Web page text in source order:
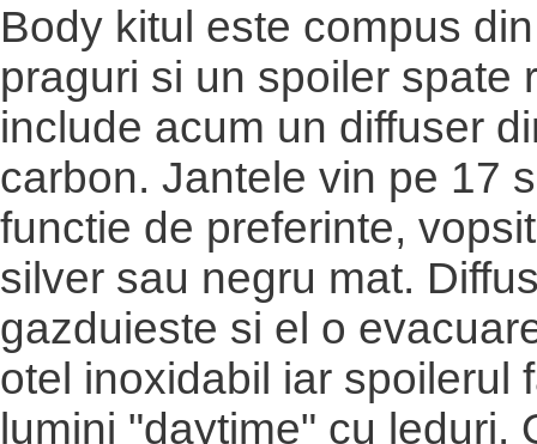
Body kitul este compus
praguri si un spoiler spate
include acum un diffuser
carbon. Jantele vin pe 17
functie de preferinte,
silver sau negru mat.
gazduieste si el o
otel inoxidabil iar spoilerul
lumini "daytime" cu leduri.